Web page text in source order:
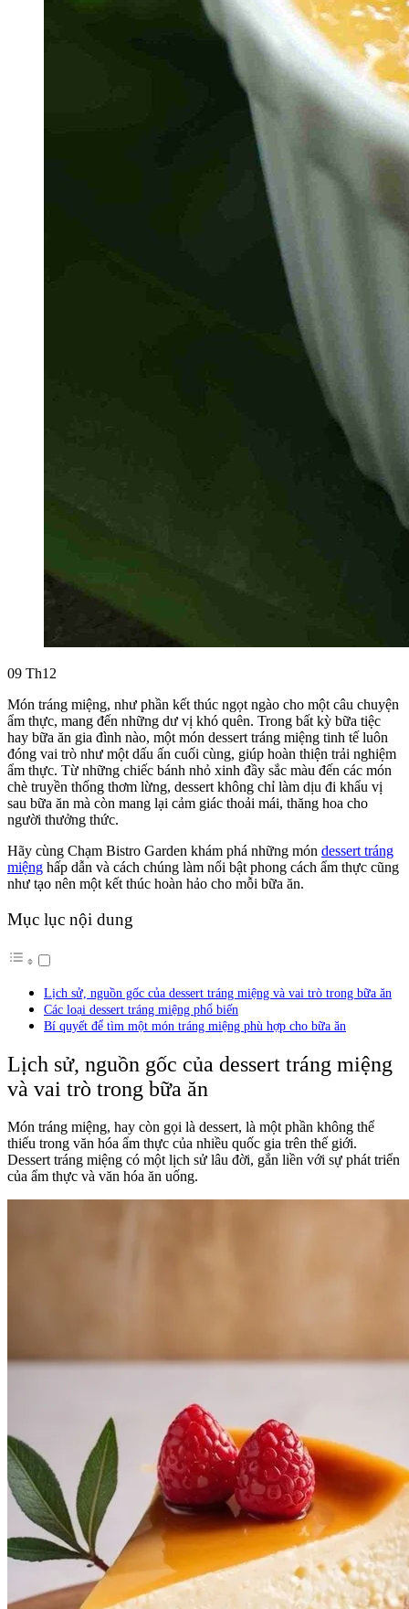
09 Th12
Món tráng miệng, như phần kết thúc ngọt ngào cho một câu chuyện
ẩm thực, mang đến những dư vị khó quên. Trong bất kỳ bữa tiệc
hay bữa ăn gia đình nào, một món dessert tráng miệng tinh tế luôn
đóng vai trò như một dấu ấn cuối cùng, giúp hoàn thiện trải nghiệm
ẩm thực. Từ những chiếc bánh nhỏ xinh đầy sắc màu đến các món
chè truyền thống thơm lừng, dessert không chỉ làm dịu đi khẩu vị
sau bữa ăn mà còn mang lại cảm giác thoải mái, thăng hoa cho
người thưởng thức.
Hãy cùng Chạm Bistro Garden khám phá những món dessert tráng
miệng hấp dẫn và cách chúng làm nổi bật phong cách ẩm thực cũng
như tạo nên một kết thúc hoàn hảo cho mỗi bữa ăn.
Mục lục nội dung
Lịch sử, nguồn gốc của dessert tráng miệng và vai trò trong bữa ăn
Các loại dessert tráng miệng phổ biến
Bí quyết để tìm một món tráng miệng phù hợp cho bữa ăn
Lịch sử, nguồn gốc của dessert tráng miệng
và vai trò trong bữa ăn
Món tráng miệng, hay còn gọi là dessert, là một phần không thể
thiếu trong văn hóa ẩm thực của nhiều quốc gia trên thế giới.
Dessert tráng miệng có một lịch sử lâu đời, gắn liền với sự phát triển
của ẩm thực và văn hóa ăn uống.